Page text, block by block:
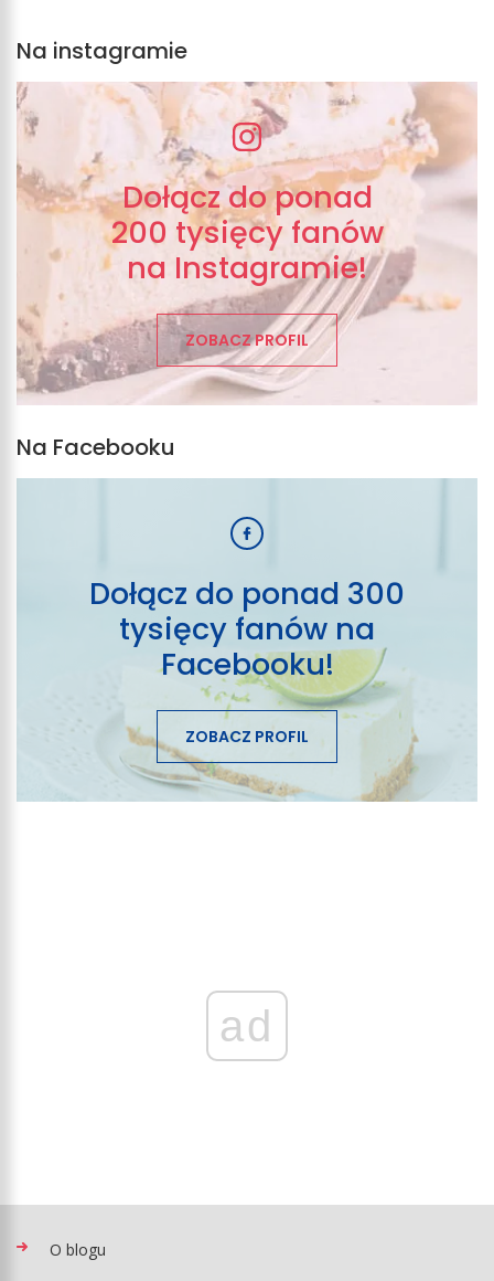
Na instagramie
Dołącz do ponad
200 tysięcy fanów
na Instagramie!
ZOBACZ PROFIL
Na Facebooku
Dołącz do ponad 300
tysięcy fanów na
Facebooku!
ZOBACZ PROFIL
ad
O blogu